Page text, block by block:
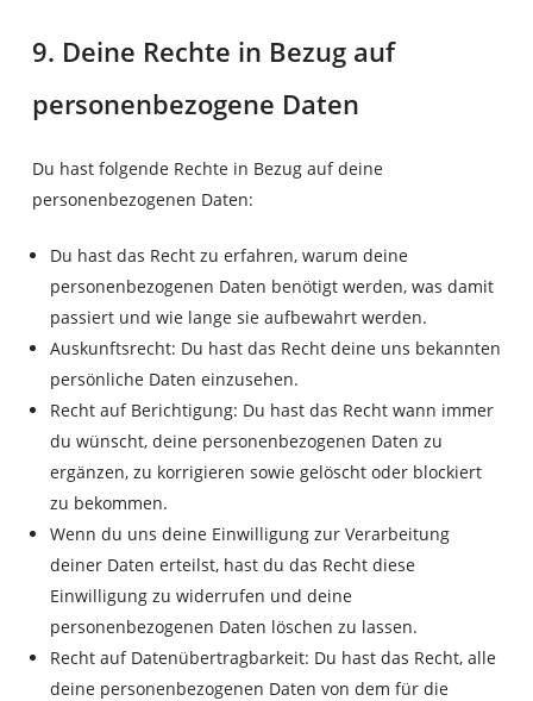
9. Deine Rechte in Bezug auf
personenbezogene Daten
Du hast folgende Rechte in Bezug auf deine
personenbezogenen Daten:
Du hast das Recht zu erfahren, warum deine
personenbezogenen Daten benötigt werden, was damit
passiert und wie lange sie aufbewahrt werden.
Auskunftsrecht: Du hast das Recht deine uns bekannten
persönliche Daten einzusehen.
Recht auf Berichtigung: Du hast das Recht wann immer
du wünscht, deine personenbezogenen Daten zu
ergänzen, zu korrigieren sowie gelöscht oder blockiert
zu bekommen.
Wenn du uns deine Einwilligung zur Verarbeitung
deiner Daten erteilst, hast du das Recht diese
Einwilligung zu widerrufen und deine
personenbezogenen Daten löschen zu lassen.
Recht auf Datenübertragbarkeit: Du hast das Recht, alle
deine personenbezogenen Daten von dem für die